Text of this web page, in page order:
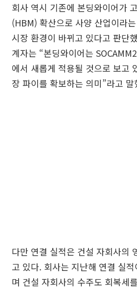
회사 역시 기존에 본딩와이어가
(HBM) 확산으로 사양 산업이라
시장 환경이 바뀌고 있다고 판단
계자는 “본딩와이어는
에서 새롭게 적용될 것으로 보고
장 파이를 확보하는 의미”라고 말
다만 연결 실적은 건설 자회사의
고 있다. 회사는 지난해 연결 실
며 건설 자회사의 수주도 회복세